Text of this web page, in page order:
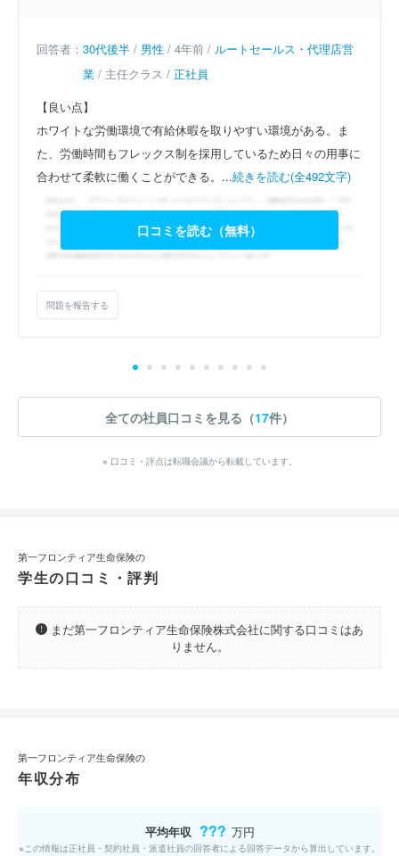
回答者： 30代後半 / 男性 / 4年前 / ルートセールス・代理店営
業 / 主任クラス / 正社員
【良い点】
ホワイトな労働環境で有給休暇を取りやすい環境がある。ま
た、労働時間もフレックス制を採用しているため日々の用事に
合わせて柔軟に働くことができる。...続きを読む(全492文字)
口コミを読む（無料）
問題を報告する
全ての社員口コミを見る（17件）
※ 口コミ・評点は転職会議から転載しています。
第一フロンティア生命保険の
学生の口コミ・評判
まだ第一フロンティア生命保険株式会社に関する口コミはあ
りません。
第一フロンティア生命保険の
年収分布
平均年収 ??? 万円
※この情報は正社員・契約社員・派遣社員の回答者による回答データから算出しています。